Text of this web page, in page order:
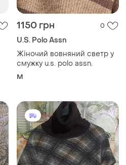
1150 грн 0
U.S. Polo Assn
Жіночий вовняний светр у
смужку u.s. polo assn.
M